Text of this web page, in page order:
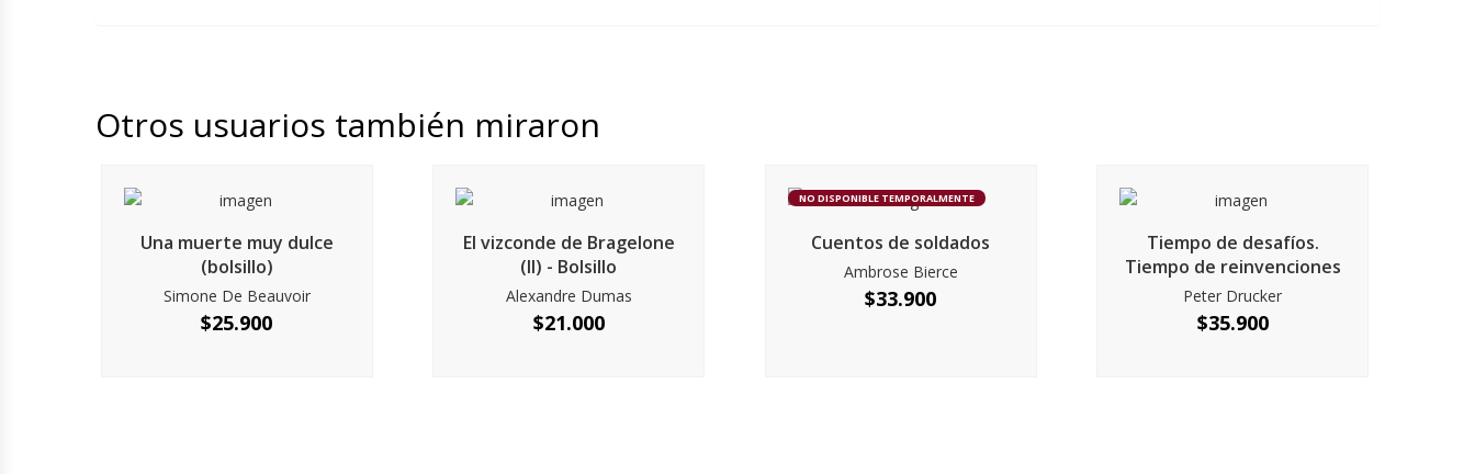
Otros usuarios también miraron
Una muerte muy dulce
(bolsillo)
Simone De Beauvoir
$25.900
El vizconde de Bragelone
(II) - Bolsillo
Alexandre Dumas
$21.000
NO DISPONIBLE TEMPORALMENTE
Cuentos de soldados
Ambrose Bierce
$33.900
Tiempo de desafíos.
Tiempo de reinvenciones
Peter Drucker
$35.900